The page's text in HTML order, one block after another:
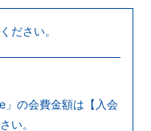
ださい。
」の会費金額は【 入会
い。